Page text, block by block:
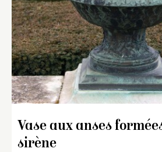
Vase aux anses
sirène